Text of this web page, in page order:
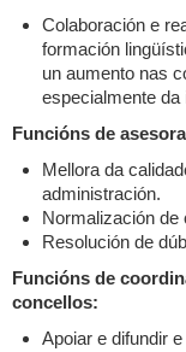
Colaboración e
formación
un aumento nas
especialmente da
Funcións de
Mellora da
administración.
Normalización de
Resolución de
Funcións de
concellos:
Apoiar e difundir